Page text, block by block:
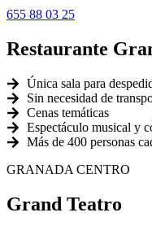
655 88 03 25
Restaurante
Única sala para
Sin necesidad de
Cenas temáticas
Espectáculo musical y
Más de 400 personas
GRANADA CENTRO
Grand Teatro